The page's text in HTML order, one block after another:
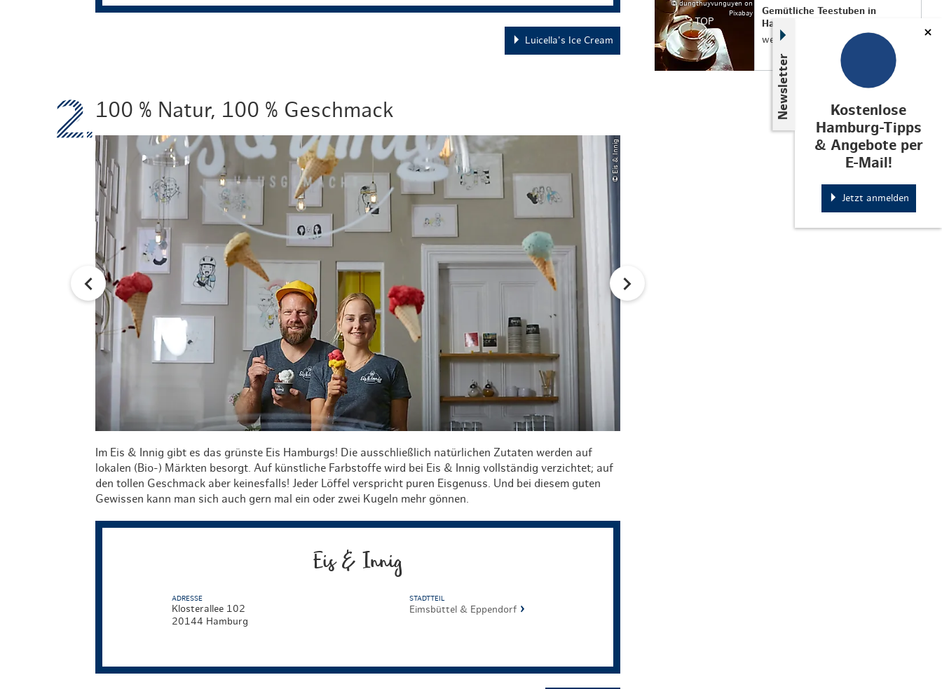
Newsletter
Kostenlose
Hamburg-Tipps
& Angebote per
E-Mail!
Jetzt anmelden
Luicella's Ice Cream
100 % Natur, 100 % Geschmack
© Eis & Innig
Im Eis & Innig gibt es das grünste Eis Hamburgs! Die ausschließlich natürlichen Zutaten werden auf
lokalen (Bio-) Märkten besorgt. Auf künstliche Farbstoffe wird bei Eis & Innig vollständig verzichtet; auf
den tollen Geschmack aber keinesfalls! Jeder Löffel verspricht puren Eisgenuss. Und bei diesem guten
Gewissen kann man sich auch gern mal ein oder zwei Kugeln mehr gönnen.
Eis & Innig
ADRESSE
Klosterallee 102
20144 Hamburg
STADTTEIL
Eimsbüttel & Eppendorf
© dungthuyvunguyen on
Pixabay
TOP
Gemütliche Teestuben in
Hamburg
weiterlesen